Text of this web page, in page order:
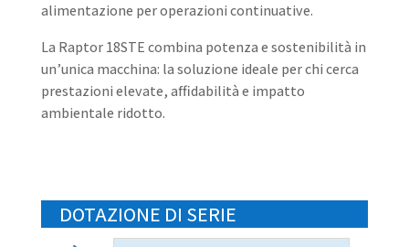
alimentazione per operazioni continuative.
La Raptor 18STE combina potenza e sostenibilità in
un’unica macchina: la soluzione ideale per chi cerca
prestazioni elevate, affidabilità e impatto
ambientale ridotto.
DOTAZIONE DI SERIE